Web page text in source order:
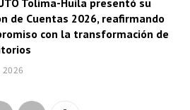
Tolima-Huila presentó su
de Cuentas 2026, reafirmando
con la transformación de